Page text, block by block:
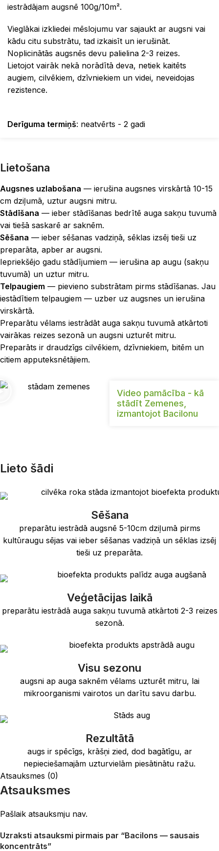
iestrādājam augsnē 100g/10m².
Vieglākai izkliedei mēslojumu var sajaukt ar augsni vai
kādu citu substrātu, tad izkaisīt un ierušināt.
Noplicinātās augsnēs devu palielina 2-3 reizes.
Lietojot vairāk nekā norādītā deva, netiek kaitēts
augiem, cilvēkiem, dzīvniekiem un videi, neveidojas
rezistence.
Derīguma termiņš: neatvērts - 2 gadi
Lietošana
Augsnes uzlabošana — ierušina augsnes virskārtā 10-15
cm dziļumā, uztur augsni mitru.
Stādīšana — ieber stādīšanas bedrītē auga sakņu tuvumā
vai tiešā saskarē ar saknēm.
Sēšana — ieber sēšanas vadziņā, sēklas izsēj tieši uz
preparāta, apber ar augsni.
Iepriekšējo gadu stādījumiem — ierušina ap augu (sakņu
tuvumā) un uztur mitru.
Telpaugiem — pievieno substrātam pirms stādīšanas. Jau
iestādītiem telpaugiem — uzber uz augsnes un ierušina
virskārtā.
Preparātu vēlams iestrādāt auga sakņu tuvumā atkārtoti
vairākas reizes sezonā un augsni uzturēt mitru.
Preparāts ir draudzīgs cilvēkiem, dzīvniekiem, bitēm un
citiem apputeksnētājiem.
Video pamācība - kā
stādīt Zemenes,
izmantojot Bacilonu
Lieto šādi
Sēšana
preparātu iestrādā augsnē 5-10cm dziļumā pirms
kultūraugu sējas vai ieber sēšanas vadziņā un sēklas izsēj
tieši uz preparāta.
Veģetācijas laikā
preparātu iestrādā auga sakņu tuvumā atkārtoti 2-3 reizes
sezonā.
Visu sezonu
augsni ap auga saknēm vēlams uzturēt mitru, lai
mikroorganismi vairotos un darītu savu darbu.
Rezultātā
augs ir spēcīgs, krāšņi zied, dod bagātīgu, ar
nepieciešamajām uzturvielām piesātinātu ražu.
Atsauksmes (0)
Atsauksmes
Pašlaik atsauksmju nav.
Uzraksti atsauksmi pirmais par “Bacilons — sausais
koncentrāts”